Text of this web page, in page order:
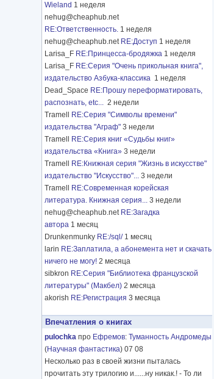
Wieland 1 неделя
nehug@cheaphub.net
RE:Ответственность. 1 неделя
nehug@cheaphub.net RE:Доступ 1 неделя
Larisa_F RE:Принцесса-бродяжка 1 неделя
Larisa_F RE:Серия "Очень прикольная книга",
издательство Азбука-классика 1 неделя
Dead_Space RE:Прошу переформатировать,
распознать, etc... 2 недели
Tramell
RE:Серия "Символы времени"
издательства "Аграф" 3 недели
Tramell
RE:Серия книг «Судьбы книг»
издательства «Книга» 3 недели
Tramell
RE:Книжная серия "Жизнь в искусстве"
издательство "Искусство"... 3 недели
Tramell
RE:Современная корейская
литература. Книжная серия... 3 недели
nehug@cheaphub.net RE:Загадка
автора 1 месяц
Drunkenmunky RE:/sql/ 1 месяц
larin RE:Заплатила, а абонемента нет и скачать
ничего не могу! 2 месяца
sibkron RE:Серия "Библиотека французской
литературы" (Макбел) 2 месяца
akorish RE:Регистрация 3 месяца
Впечатления о книгах
pulochka про Ефремов: Туманность Андромеды
(Научная фантастика) 07 08
Несколько раз в своей жизни пыталась
прочитать эту трилогию и......ну никак.! - То ли